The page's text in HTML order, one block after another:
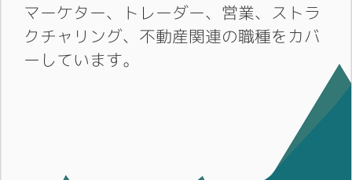
マーケター、トレーダー、営業、ストラ
クチャリング、不動産関連の職種をカバ
ーしています。